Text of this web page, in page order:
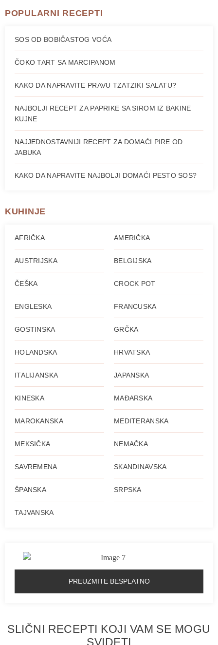
POPULARNI RECEPTI
SOS OD BOBIČASTOG VOĆA
ČOKO TART SA MARCIPANOM
KAKO DA NAPRAVITE PRAVU TZATZIKI SALATU?
NAJBOLJI RECEPT ZA PAPRIKE SA SIROM IZ BAKINE
KUJNE
NAJJEDNOSTAVNIJI RECEPT ZA DOMAĆI PIRE OD
JABUKA
KAKO DA NAPRAVITE NAJBOLJI DOMAĆI PESTO SOS?
KUHINJE
AFRIČKA AMERIČKA
AUSTRIJSKA BELGIJSKA
ČEŠKA CROCK POT
ENGLESKA FRANCUSKA
GOSTINSKA GRČKA
HOLANDSKA HRVATSKA
ITALIJANSKA JAPANSKA
KINESKA MAĐARSKA
MAROKANSKA MEDITERANSKA
MEKSIČKA NEMAČKA
SAVREMENA SKANDINAVSKA
ŠPANSKA SRPSKA
TAJVANSKA
PREUZMITE BESPLATNO
SLIČNI RECEPTI KOJI VAM SE MOGU
SVIDETI